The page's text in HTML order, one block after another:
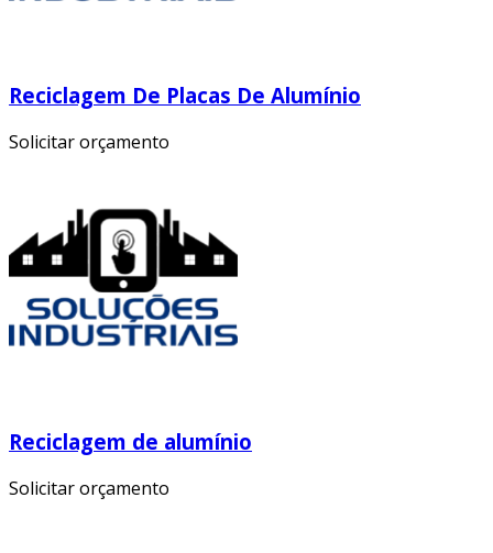
Reciclagem De Placas De Alumínio
Solicitar orçamento
Reciclagem de alumínio
Solicitar orçamento